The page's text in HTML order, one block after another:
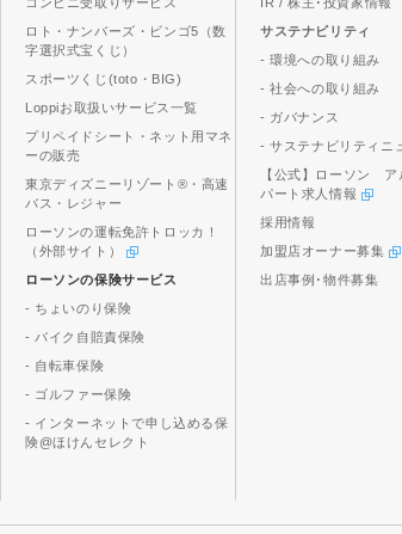
ロト・ナンバーズ・ビンゴ5（数
字選択式宝くじ）
スポーツくじ(toto・BIG)
Loppiお取扱いサービス一覧
プリペイドシート・ネット用マネ
ーの販売
東京ディズニーリゾート®・高速
バス・レジャー
ローソンの運転免許トロッカ！
（外部サイト）
ローソンの保険サービス
- ちょいのり保険
- バイク自賠責保険
- 自転車保険
- ゴルファー保険
- インターネットで申し込める保
険@ほけんセレクト
サステナビリティ
- 環境への取り組み
- 社会への取り組み
- ガバナンス
- サステナビリティニ
【公式】ローソン ア
パート求人情報
採用情報
加盟店オーナー募集
出店事例･物件募集